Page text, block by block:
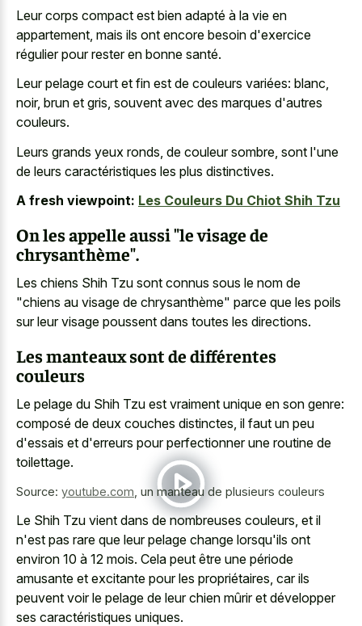
Leur corps compact est bien adapté à la vie en
appartement, mais ils ont encore besoin d'exercice
régulier pour rester en bonne santé.
Leur pelage court et fin est de couleurs variées: blanc,
noir, brun et gris, souvent avec des marques d'autres
couleurs.
Leurs grands yeux ronds, de couleur sombre, sont l'une
de leurs caractéristiques les plus distinctives.
A fresh viewpoint: Les Couleurs Du Chiot Shih Tzu
On les appelle aussi "le visage de
chrysanthème".
Les chiens Shih Tzu sont connus sous le nom de
"chiens au visage de chrysanthème" parce que les poils
sur leur visage poussent dans toutes les directions.
Les manteaux sont de différentes
couleurs
Le pelage du Shih Tzu est vraiment unique en son genre:
composé de deux couches distinctes, il faut un peu
d'essais et d'erreurs pour perfectionner une routine de
toilettage.
Source: youtube.com un manteau de plusieurs couleurs
Le Shih Tzu vient dans de nombreuses couleurs, et il
n'est pas rare que leur pelage change lorsqu'ils ont
environ 10 à 12 mois. Cela peut être une période
amusante et excitante pour les propriétaires, car ils
peuvent voir le pelage de leur chien mûrir et développer
ses caractéristiques uniques.